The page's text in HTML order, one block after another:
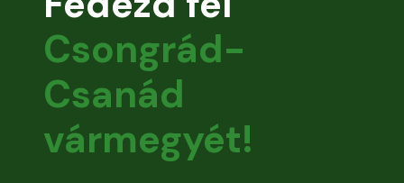
Csongrád-
Csanád
vármegyét!